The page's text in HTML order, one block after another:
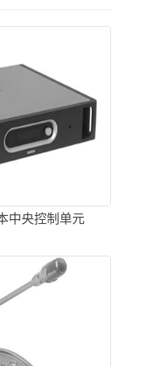
中央控制单元